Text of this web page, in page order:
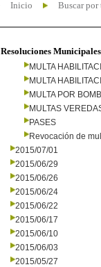
Inicio Buscar por
Resoluciones Municipales
MULTA
MULTA
MULTA POR
MULTAS
PASES
Revocación de
2015/07/01
2015/06/29
2015/06/26
2015/06/24
2015/06/22
2015/06/17
2015/06/10
2015/06/03
2015/05/27